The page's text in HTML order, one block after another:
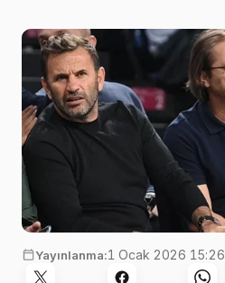
Yayınlanma:1 Ocak 2026 15:26